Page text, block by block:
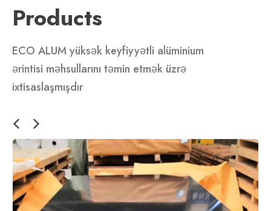
Products
ECO ALUM yüksək keyfiyyətli alüminium
ərintisi məhsullarını təmin etmək üzrə
ixtisaslaşmışdır